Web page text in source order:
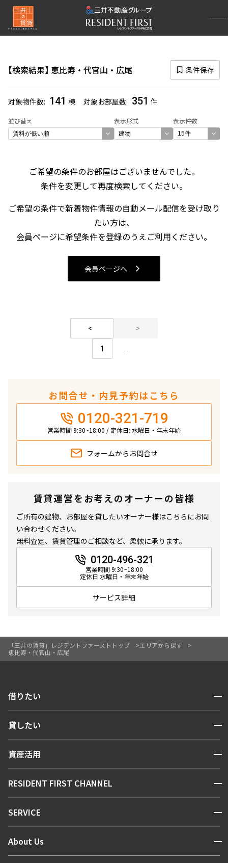
「三井の賃貸」レジデントファーストトップ
エリアから探す
恵比寿・代官山・広尾
検索結果 恵比寿・代官山・広尾 条件保存
対象物件数 141 棟 対象お部屋数 351 件
並び替え 表示形式 表示件数
再検索ナビゲーション
選択中のエリア
恵比寿・代官山・広尾
(351)
検索対象お部屋数
351
お部屋を再検索
〜
管理費/共益費含む
間取り
1DK〜1LDK
2LDK
3LDK
築年数
新築
3年以内
5年以内
10年以内
20年以内
25年以内
30年以内
駅から徒歩
指定なし
1分以内
他条件
三井の賃貸物件
楽器可・相談
入居可能日
ご希望の条件のお部屋はございませんでした。
条件を変更して再度検索してください。
ご希望の条件で新着物件情報の自動メール配信を受け取り
たい方は、
会員ページに希望条件を登録のうえご利用ください。
会員ページへ
1 ...
お問合せ・内見予約はこちら
0120-321-719
営業時間 9:30~18:00 / 定休日: 水曜日・年末年始
フォームから お問合せ
賃貸運営をお考えのオーナーの皆様
ご所有の建物、お部屋を貸したいオーナー様はこちらにお問
い合わせください。
無料査定、賃貸管理のご相談など、柔軟に承ります。
0120-496-321
営業時間 9:30~18:00
定休日 水曜日・年末年始
サービス詳細
借りたい 開閉
人気エリアから探す
新着情報から探す
新着募集情報
貸したい 開閉
お問い合わせ
資産活用 開閉
お問い合わせ
RESIDENT FIRST CHANNEL 開閉
マンションレポート
住まいのコラム
SERVICE 開閉
会員ページ
About Us 開閉